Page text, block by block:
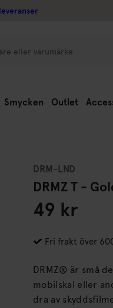
Smycken Outlet
DRM-LND
DRMZ T -
49 kr
Fri frakt över
DRMZ® är små
mobilskal eller andra produkter. Alla
dra av